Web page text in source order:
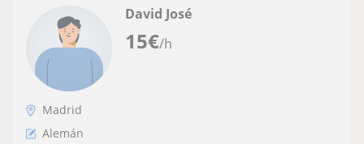
15€/h
David José
Madrid
Alemán